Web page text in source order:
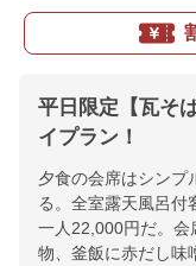
平日限定【瓦そ
イプラン！
夕食の会席はシンプ
る。全室露天風呂付
一人22,000円だ。会
物、釜飯に赤だし味